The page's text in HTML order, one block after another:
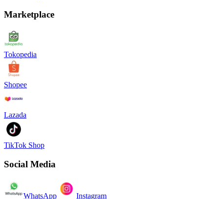
Marketplace
Tokopedia
Shopee
Lazada
TikTok Shop
Social Media
WhatsApp Instagram